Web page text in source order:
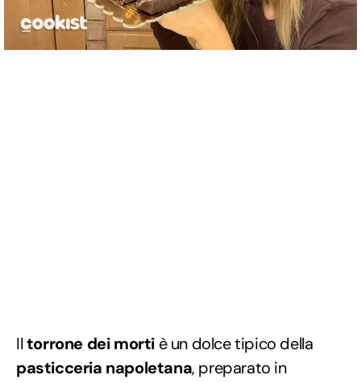
Iltorrone dei morti è un dolce tipico della
pasticceria napoletana, preparato in